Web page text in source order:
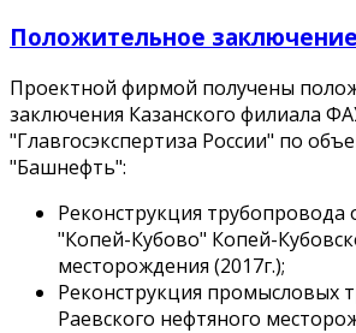
Положительное
Проектной фирмой получены
заключения Казанского филиала
"Главгосэкспертиза России" по
"Башнефть":
Реконструкция трубопровода
"Копей-Кубово" Копей-
месторождения (2017г.);
Реконструкция промысловых
Раевского нефтяного